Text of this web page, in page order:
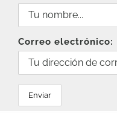
Correo electrónico: